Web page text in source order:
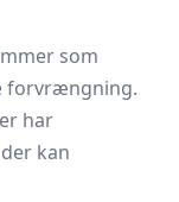
som
forvrængning.
har
kan